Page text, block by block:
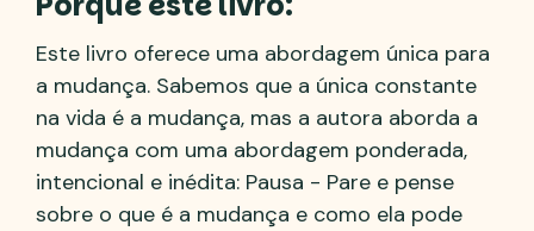
Este livro oferece uma abordagem única para
a mudança. Sabemos que a única constante
na vida é a mudança, mas a autora aborda a
mudança com uma abordagem ponderada,
intencional e inédita: Pausa - Pare e pense
sobre o que é a mudança e como ela pode